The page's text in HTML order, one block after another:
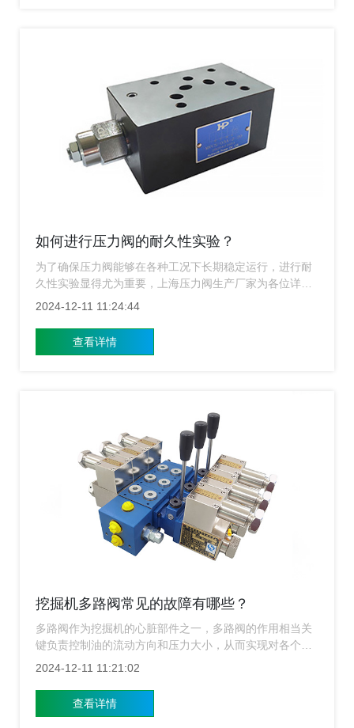
如何进行压力阀的耐久性实验？
为了确保压力阀能够在各种工况下长期稳定运行，进行耐
久性实验显得尤为重要，上海压力阀生产厂家为各位详细
介绍我们是如何对压力阀进行耐久性实验，帮助企业和技
2024-12-11 11:24:44
查看详情
挖掘机多路阀常见的故障有哪些？
多路阀作为挖掘机的心脏部件之一，多路阀的作用相当关
键负责控制油的流动方向和压力大小，从而实现对各个执
行机构（如铲斗、臂架等）的动作控制，然而在长期使用
常运行，上海涌镇液压准备了些常见故障及处理方法对于
保障设备安全、提高工作效率具有重要意义。
2024-12-11 11:21:02
查看详情